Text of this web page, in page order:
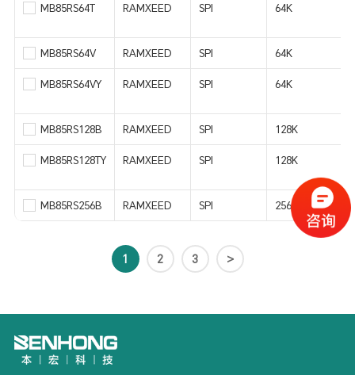
MB85RS64T RAMXEED SPI 64K
MB85RS64V RAMXEED SPI 64K
MB85RS64VY RAMXEED SPI 64K
MB85RS128B RAMXEED SPI 128K
MB85RS128TY RAMXEED SPI 128K
MB85RS256B RAMXEED SPI 256K
1 2 3 >